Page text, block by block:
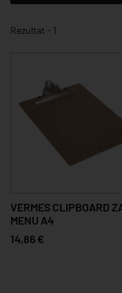
Rezultat - 1
VERMES CLIPBOARD
MENU A4
14,86 €